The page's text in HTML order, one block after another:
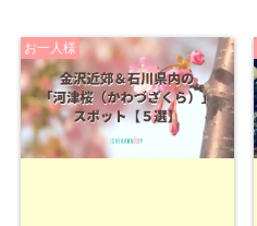
お一人様